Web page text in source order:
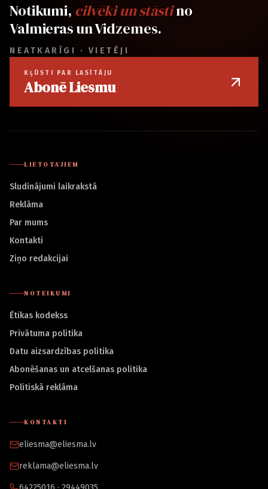
Notikumi, cilvēki un stāstino
Valmieras un Vidzemes.
NEATKARĪGI · VIETĒJI
KĻŪSTI PAR LASĪTĀJU
Abonē Liesmu
LIETOTĀJIEM
Sludinājumi laikrakstā
Reklāma
Par mums
Kontakti
Ziņo redakcijai
NOTEIKUMI
Ētikas kodekss
Privātuma politika
Datu aizsardzības politika
Abonēšanas un atcelšanas politika
Politiskā reklāma
KONTAKTI
eliesma@eliesma.lv
reklama@eliesma.lv